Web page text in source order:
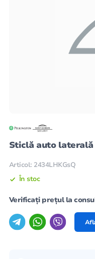
Sticlă auto laterală
Articol: 2434LHKGsQ
În stoc
Verificați prețul la